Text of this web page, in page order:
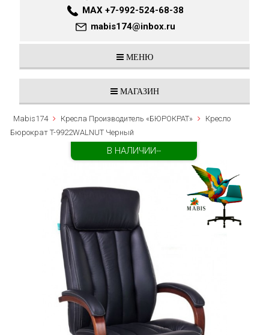
MAX +7-992-524-68-38
mabis174@inbox.ru
МЕНЮ
МАГАЗИН
Mabis174 Кресла Производитель «БЮРОКРАТ»
Кресло
Бюрократ T-9922WALNUT Черный
В НАЛИЧИИ--